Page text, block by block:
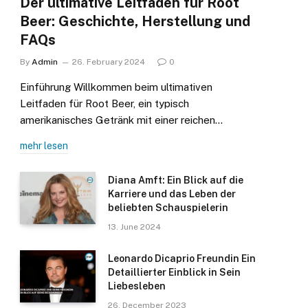
Beer: Geschichte, Herstellung und
FAQs
By Admin 26. February 2024 0
Einführung Willkommen beim ultimativen
Leitfaden für Root Beer, ein typisch
amerikanisches Getränk mit einer reichen…
mehr lesen
Diana Amft: Ein Blick auf die
Karriere und das Leben der
beliebten Schauspielerin
13. June 2024
Leonardo Dicaprio Freundin Ein
Detaillierter Einblick in Sein
Liebesleben
26. December 2023